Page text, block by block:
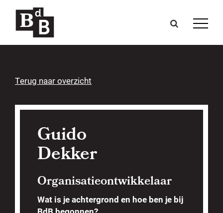
Terug naar overzicht
Guido
Dekker
Organisatieontwikkelaar
Wat is je achtergrond en hoe ben je bij